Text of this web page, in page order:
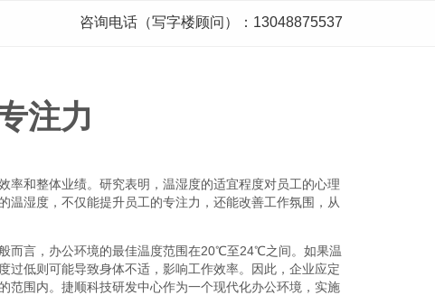
咨询电话（写字楼顾问）：13048875537
注力
率和整体业绩。研究表明，温湿度的适宜程度对员工的心理
温湿度，不仅能提升员工的专注力，还能改善工作氛围，从
而言，办公环境的最佳温度范围在20℃至24℃之间。如果温
过低则可能导致身体不适，影响工作效率。因此，企业应定
范围内。捷顺科技研发中心作为一个现代化办公环境，实施